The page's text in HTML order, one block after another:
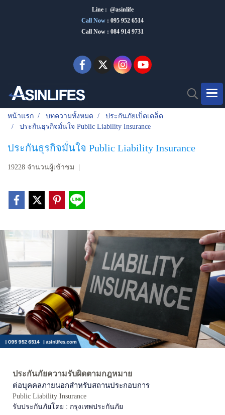
Line : @asinlife
Call Now : 095 952 6514
Call Now : 084 914 9731
หน้าแรก บทความทั้งหมด
ประกันภัยเบ็ตเตล็ด
ประกันธุรกิจมั่นใจ Public Liability Insurance
ประกันธุรกิจมั่นใจ Public Liability Insurance
19228 จำนวนผู้เข้าชม
ประกันภัยความรับผิดตามกฎหมาย
ต่อบุคคลภายนอกสำหรับสถานประกอบการ
Public Liability Insurance
รับประกันภัยโดย : กรุงเทพประกันภัย